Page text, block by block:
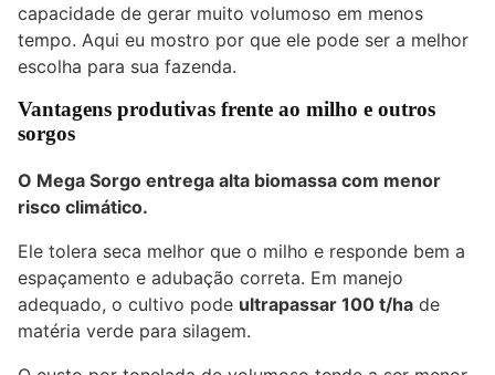
capacidade de gerar muito volumoso em menos
tempo. Aqui eu mostro por que ele pode ser a melhor
escolha para sua fazenda.
Vantagens produtivas frente ao milho e outros
sorgos
O Mega Sorgo entrega alta biomassa com menor
risco climático.
Ele tolera seca melhor que o milho e responde bem a
espaçamento e adubação correta. Em manejo
adequado, o cultivo pode ultrapassar 100 t/ha de
matéria verde para silagem.